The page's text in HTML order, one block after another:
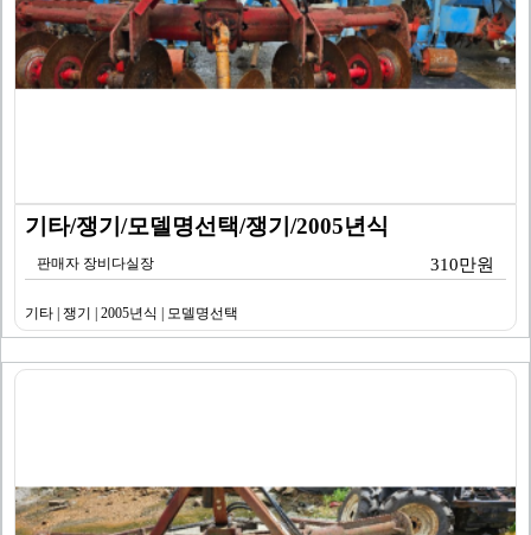
기타/쟁기/모델명선택/쟁기/2005년식
판매자 장비다실장 310만원
기타 | 쟁기 | 2005년식 | 모델명선택